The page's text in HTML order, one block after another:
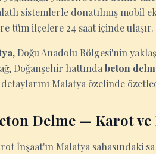
sistemlerle donatılmış mobil
tüm ilçelere 24 saat içinde ulaşır.
, Doğu Anadolu Bölgesi'nin
Doğanşehir hattında beton
Malatya özelinde
Delme — Karot
İnşaat'ın Malatya sahasındaki